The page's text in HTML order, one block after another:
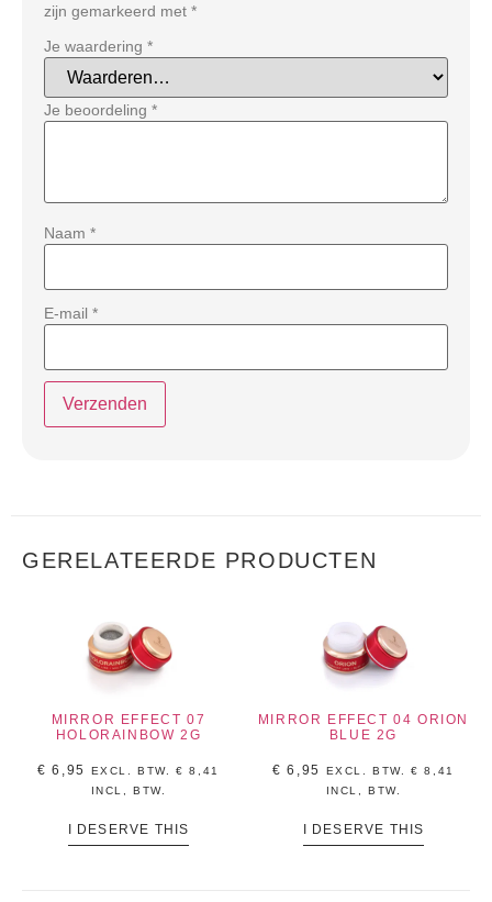
zijn gemarkeerd met *
Je waardering *
Je beoordeling *
Naam *
E-mail *
GERELATEERDE PRODUCTEN
MIRROR EFFECT 07
HOLORAINBOW 2G
€ 6,95 EXCL. BTW.€ 8,41
INCL, BTW.
I DESERVE THIS
MIRROR EFFECT 04 ORION
BLUE 2G
€ 6,95 EXCL. BTW.€ 8,41
INCL, BTW.
I DESERVE THIS